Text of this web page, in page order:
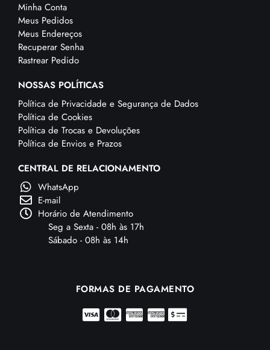
Minha Conta
Meus Pedidos
Meus Endereços
Recuperar Senha
Rastrear Pedido
NOSSAS POLÍTICAS
Política de Privacidade e Segurança de Dados
Política de Cookies
Política de Trocas e Devoluções
Política de Envios e Prazos
CENTRAL DE RELACIONAMENTO
WhatsApp
E-mail
Horário de Atendimento
Seg a Sexta - 08h às 17h
Sábado - 08h às 14h
FORMAS DE PAGAMENTO